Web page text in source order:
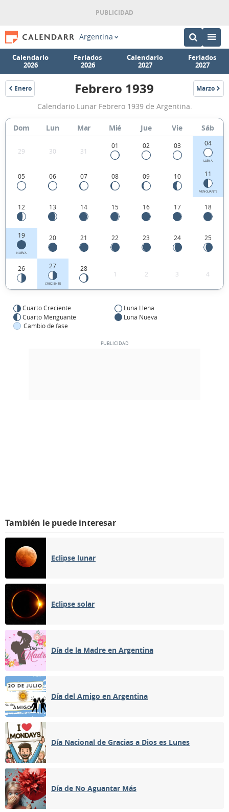
Argentina
Calendario
2026
Feriados
2026
Calendario
2027
Feriados
2027
Enero
1939
Calendario
Lunar
Febrero
1939
de
Argentina.
Febrero 1939 Marzo
1939
Calendario Lunar Febrero 1939 de Argentina.
Dom Lun Mar Mié Jue Vie Sáb
29 30 31
01 02 03 04
LLENA
05 06 07 08 09 10 11
MENGUANTE
12 13 14 15 16 17 18
19
NUEVA
20 21 22 23 24 25
26 27
CRECIENTE
28
1 2 3 4
Cuarto Creciente
Luna Llena
Cuarto Menguante
Luna Nueva
Cambio de fase
También le puede interesar
Eclipse lunar
Eclipse solar
Día de la Madre en Argentina
Día del Amigo en Argentina
Día Nacional de Gracias a Dios es Lunes
Día de No Aguantar Más